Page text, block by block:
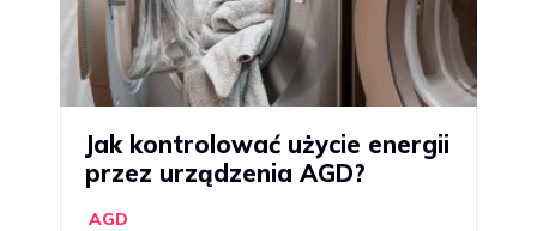
Jak kontrolować użycie energii
przez urządzenia AGD?
AGD